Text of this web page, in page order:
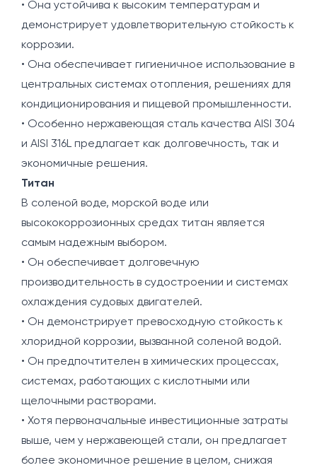
• Она устойчива к высоким температурам и
демонстрирует удовлетворительную стойкость к
коррозии.
• Она обеспечивает гигиеничное использование в
центральных системах отопления, решениях для
кондиционирования и пищевой промышленности.
• Особенно нержавеющая сталь качества AISI 304
и AISI 316L предлагает как долговечность, так и
экономичные решения.
Титан
В соленой воде, морской воде или
высококоррозионных средах титан является
самым надежным выбором.
• Он обеспечивает долговечную
производительность в судостроении и системах
охлаждения судовых двигателей.
• Он демонстрирует превосходную стойкость к
хлоридной коррозии, вызванной соленой водой.
• Он предпочтителен в химических процессах,
системах, работающих с кислотными или
щелочными растворами.
• Хотя первоначальные инвестиционные затраты
выше, чем у нержавеющей стали, он предлагает
более экономичное решение в целом, снижая